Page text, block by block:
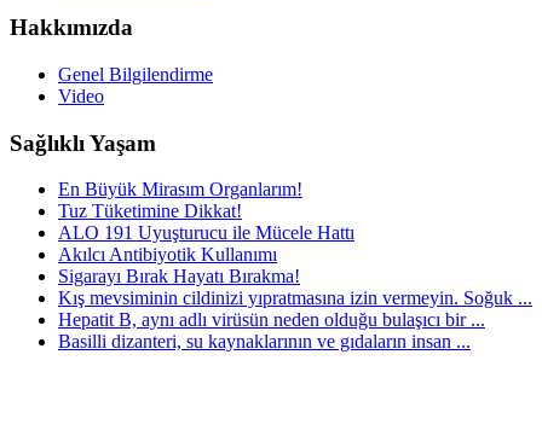
Hakkımızda
Genel Bilgilendirme
Video
Sağlıklı Yaşam
En Büyük Mirasım Organlarım!
Tuz Tüketimine Dikkat!
ALO 191 Uyuşturucu ile Mücele Hattı
Akılcı Antibiyotik Kullanımı
Sigarayı Bırak Hayatı Bırakma!
Kış mevsiminin cildinizi yıpratmasına izin vermeyin. Soğuk ...
Hepatit B, aynı adlı virüsün neden olduğu bulaşıcı bir ...
Basilli dizanteri, su kaynaklarının ve gıdaların insan ...